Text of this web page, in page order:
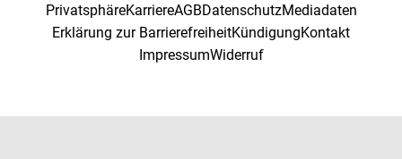
PrivatsphäreKarriereAGBDatenschutzMediadaten
Erklärung zur BarrierefreiheitKündigungKontakt
ImpressumWiderruf